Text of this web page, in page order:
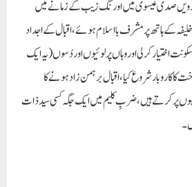
پندرویں صدی عیسوی میں اورنگ زیب کے زمانے میں
کے ہاتھ پر مشرف با اسلام ہوئے ، اقبال کے اجداد
اختیار کر لی اور وہاں پر لوئیوں اور دُسوں ( یہ ایک
کا کاروبار شروع کیا ، اقبال برہمن زاد ہونے کا
پر کرتے ہیں ، ضربِ کلیم میں ایک جگہ کسی سید ذات
۔